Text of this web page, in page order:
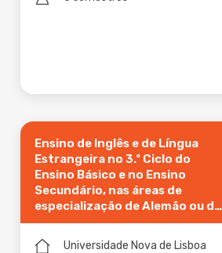
Ensino de Inglês e de Língua
Estrangeira no 3.º Ciclo do
Ensino Básico e no Ensino
Secundário, nas áreas de
especialização de Alemão ou de
Espanhol ou de Francês
Universidade Nova de Lisboa